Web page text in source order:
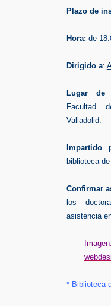
Plazo de
Hora: de
Dirigido a:
Lugar de
Facultad
Valladolid.
Impartido
biblioteca
Confirmar
los
asistencia
Imagen:
* Biblioteca